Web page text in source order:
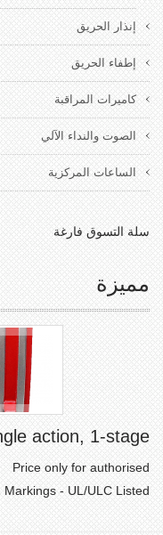
إنذار الحريق
إطفاء الحريق
كاميرات المراقبة
الصوت والنداء الآلي
الساعات المركزية
سلة التسوق فارغة
مميزة
action, 1-stage
Price only for authorised
- UL/ULC Listed